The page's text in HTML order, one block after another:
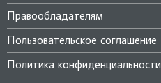
Правообладателям
Пользовательское соглашение
Политика конфиденциальности